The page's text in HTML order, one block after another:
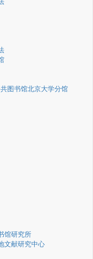
图书馆北京大学分馆
馆研究所
文献研究中心